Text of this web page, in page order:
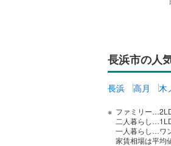
長浜市の人
長浜 高月 木
ファミリー
二人暮らし
一人暮らし…ワ
家賃相場は平均